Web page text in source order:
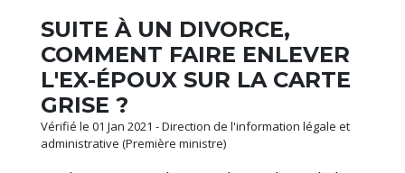
SUITE À UN DIVORCE,
COMMENT FAIRE ENLEVER
L'EX-ÉPOUX SUR LA CARTE
GRISE ?
Vérifié le 01 Jan 2021 - Direction de l'information légale et
administrative (Première ministre)